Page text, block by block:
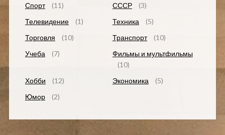
Спорт
(11) СССР
(3)
Телевидение
(1) Техника
(5)
Торговля
(10) Транспорт
(10)
Учеба
(7)
Фильмы и мультфильмы
(10)
Хобби
(12) Экономика
(5)
Юмор
(2)